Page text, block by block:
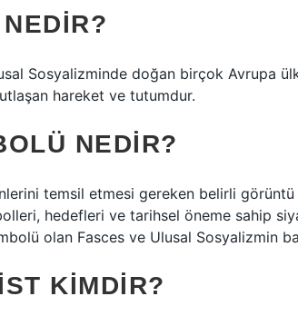
Sosyalizminde doğan birçok Avrupa
hareket ve tutumdur.
NEDIR?
temsil etmesi gereken belirli
hedefleri ve tarihsel öneme sahip
olan Fasces ve Ulusal Sosyalizmin
KIMDIR?